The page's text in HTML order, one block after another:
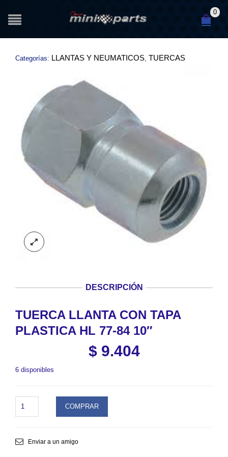
0
Categorías: LLANTAS Y NEUMATICOS TUERCAS
DESCRIPCIÓN
TUERCA LLANTA CON TAPA
PLASTICA HL 77-84 10″
$9.404
6 disponibles
LLANTA
PLASTICA
COMPRAR
Enviar a un amigo